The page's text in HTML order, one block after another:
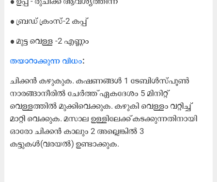
● ബ്രഡ് ക്രംസ്‌-2 കപ്പ്
● മുട്ട വെള്ള -2 എണ്ണം
തയാറാക്കുന്ന വിധം:
ചിക്കൻ കഴുകുക. കഷണങ്ങൾ 1 ടേബിൾസ്പൂൺ
നാരങ്ങാനീരിൽ ചേർത്ത് ഏകദേശം 5 മിനിറ്റ്
വെള്ളത്തിൽ മുക്കിവെക്കുക. കഴുകി വെള്ളം വറ്റിച്ച്
മാറ്റി വെക്കുക. മസാല ഉള്ളിലേക്ക് കടക്കുന്നതിനായി
ഓരോ ചിക്കൻ കാലും 2 അല്ലെങ്കിൽ 3
കട്ടുകൾ(വരയൽ) ഉണ്ടാക്കുക.